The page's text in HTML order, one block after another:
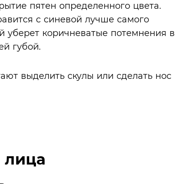
пятен определенного цвета.
с синевой лучше самого
уберет коричневатые потемнения в
губой.
выделить скулы или сделать нос
лица